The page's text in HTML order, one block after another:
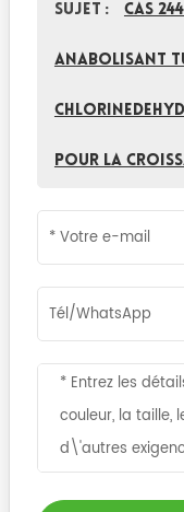
Sujet : CAS
anabolisant
pour la